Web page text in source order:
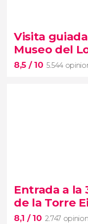
13.996 opiniones
paseo en
ver París desde
Visita
Museo del
8,5 / 10 5.544
visita guiada
importantes del
Entrada a la
de la Torre
8,1 / 10 2.747